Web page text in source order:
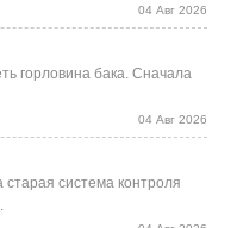
04 Авг 2026
горловина бака. Сначала
04 Авг 2026
система контроля